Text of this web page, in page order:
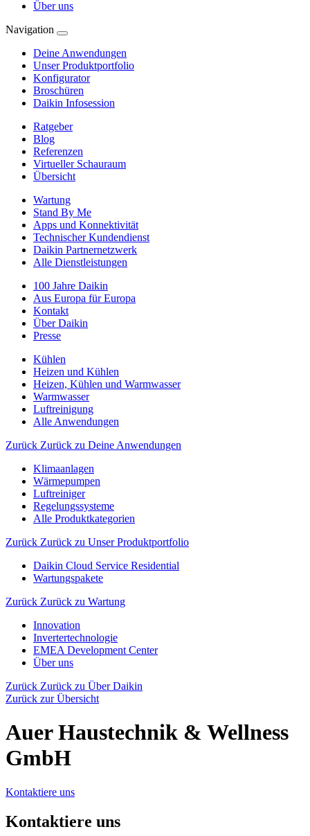
Über uns
Navigation
Deine Anwendungen
Unser Produktportfolio
Konfigurator
Broschüren
Daikin Infosession
Ratgeber
Blog
Referenzen
Virtueller Schauraum
Übersicht
Wartung
Stand By Me
Apps und Konnektivität
Technischer Kundendienst
Daikin Partnernetzwerk
Alle Dienstleistungen
100 Jahre Daikin
Aus Europa für Europa
Kontakt
Über Daikin
Presse
Kühlen
Heizen und Kühlen
Heizen, Kühlen und Warmwasser
Warmwasser
Luftreinigung
Alle Anwendungen
Zurück Zurück zu Deine Anwendungen
Klimaanlagen
Wärmepumpen
Luftreiniger
Regelungssysteme
Alle Produktkategorien
Zurück Zurück zu Unser Produktportfolio
Daikin Cloud Service Residential
Wartungspakete
Zurück Zurück zu Wartung
Innovation
Invertertechnologie
EMEA Development Center
Über uns
Zurück Zurück zu Über Daikin
Zurück zur Übersicht
Auer Haustechnik & Wellness
GmbH
Kontaktiere uns
Kontaktiere uns